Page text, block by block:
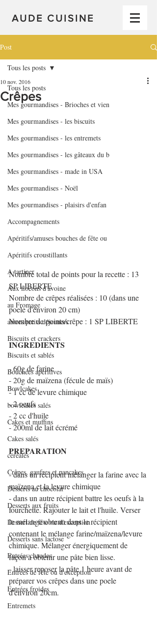
AUDE CUISINE
Post
Tous les posts
Mes gourmandises - Brioches et vien
Mes gourmandises - les biscuits
Mes gourmandises - les entremets
Mes gourmandises - les gâteaux du b
Mes gourmandises - made in USA
Mes gourmandises - Noël
Mes gourmandises - plaisirs d'enfan
Accompagnements
Apéritifs/amuses bouches de fête ou
Apéritifs croustillants
A tartiner
Aux flocons d'avoine
au Fromage
autres petits déjeuners
Biscuits et crackers
Biscuits et sablés
Bouchées apéritives
Bowlcakes
bowlcakes salés
Cakes et muffins
Cakes salés
céréales
Crêpes, gaufres et pancakes
Desserts au chocolat
Desserts aux fruits
Dessert de fête ou d'exception
Desserts sans lactose
Entrées chaudes
Entrées de fête ou d'exception
Entrées froides
Entremets
Tous les posts
Crêpes
10 nov. 2016
Nombre total de points pour la recette : 13
SP LIBERTE
Nombre de crêpes réalisées : 10 (dans une
poele d'environ 20 cm)
Nombre de points/crêpe : 1 SP LIBERTE
INGREDIENTS
- 60g de farine
- 20g de maïzena (fécule de maïs)
- 1 cc de levure chimique
- 2 oeufs
- 2 cc d'huile
- 200ml de lait écrémé
PREPARATION
- dans un récipient mélanger la farine avec la
maïzena et la levure chimique
- dans un autre récipient battre les oeufs à la
fourchette. Rajouter le lait et l'huile. Verser
le mélange obtenu dans le récipient
contenant le mélange farine/maïzena/levure
chimique. Mélanger énergiquement de
façon à obtenir une pâte bien lisse.
- laisser reposer la pâte 1 heure avant de
préparer vos crêpes dans une poele
d'environ 20cm.